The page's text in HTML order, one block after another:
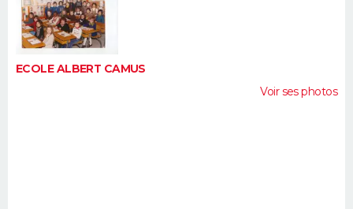
ECOLE ALBERT CAMUS
Voir ses photos